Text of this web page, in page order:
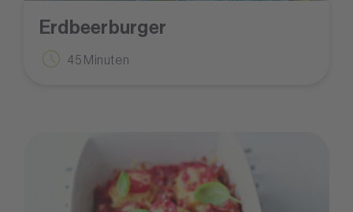
Erdbeerburger
45 Minuten